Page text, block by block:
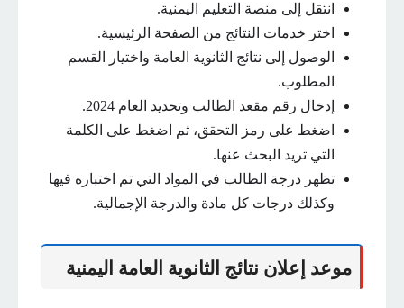
انتقل إلى منصة التعليم اليمنية.
اختر خدمات النتائج من الصفحة الرئيسية.
الوصول إلى نتائج الثانوية العامة واختيار القسم
المطلوب.
إدخال رقم مقعد الطالب وتحديد العام 2024.
اضغط على رمز التحقق، ثم اضغط على الكلمة
التي تريد البحث عنها.
تظهر درجة الطالب في المواد التي تم اختباره فيها
وكذلك درجات كل مادة والدرجة الإجمالية.
موعد إعلان نتائج الثانوية العامة اليمنية